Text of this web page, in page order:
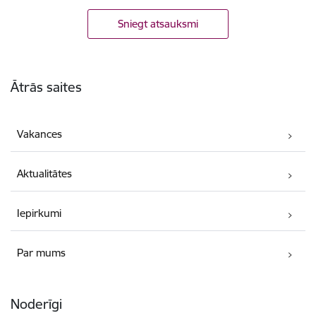
Sniegt atsauksmi
Ātrās saites
Vakances
Aktualitātes
Iepirkumi
Par mums
Noderīgi